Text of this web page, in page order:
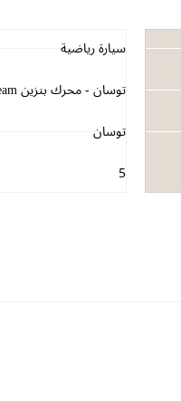
سيارة رياضية
توسان - محرك بنزين Smartstream أوتوماتيكي سباعي السرعات دفع كلي سعة لترين EURO 3/4/5/6/6c ( اساسي )
توسان
5